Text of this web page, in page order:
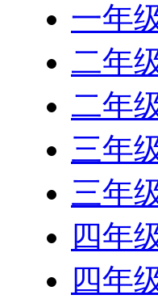
一年
二年
二年
三年
三年
四年
四年